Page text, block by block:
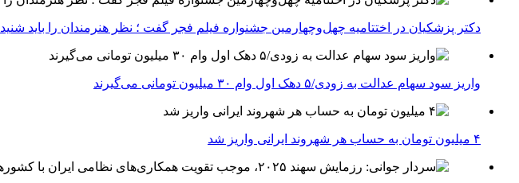
دکتر پزشکیان در اختتامیه چهل‌وچهارمین جشنواره فیلم فجر گفت ؛ نظر هنرمندان را باید شنید
واریز سود سهام عدالت به زودی/۵ دهک اول وام ۳۰ میلیون تومانی می‌گیرند
۴ میلیون تومان به حساب هر شهروند ایرانی واریز شد